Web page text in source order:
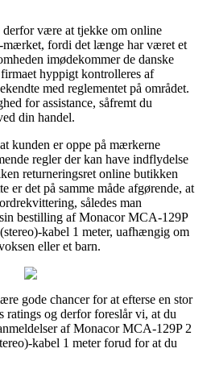
være at tjekke om online
mærket, fordi det længe har været et
imødekommer de danske
hyppigt kontrolleres af
med reglementet på området.
for assistance, såfremt du
din handel.
kunden er oppe på mærkerne
regler der kan have indflydelse
returneringsret online butikken
er det på samme måde afgørende, at
således man
bestilling af Monacor MCA-129P
kabel 1 meter, uafhængig om
eller et barn.
gode chancer for at efterse en stor
ratings og derfor foreslår vi, at du
af Monacor MCA-129P 2
kabel 1 meter forud for at du